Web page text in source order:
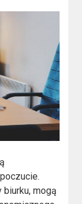
biurku, mogą